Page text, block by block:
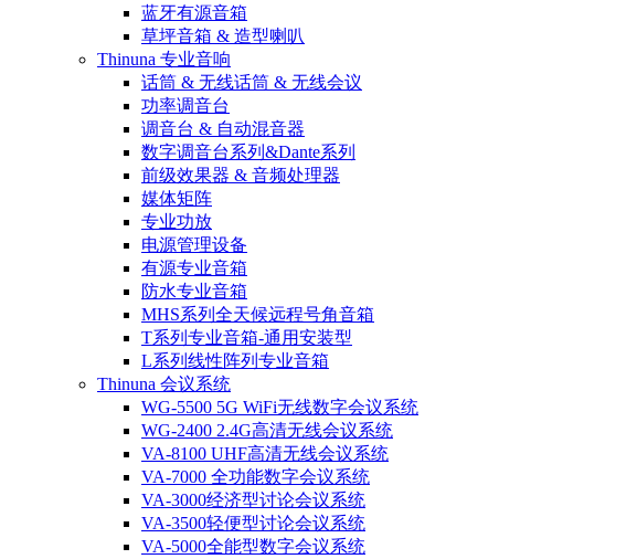
蓝牙有源音箱
草坪音箱 & 造型喇叭
Thinuna 专业音响
话筒 & 无线话筒 & 无线会议
功率调音台
调音台 & 自动混音器
数字调音台系列&Dante系列
前级效果器 & 音频处理器
媒体矩阵
专业功放
电源管理设备
有源专业音箱
防水专业音箱
MHS系列全天候远程号角音箱
T系列专业音箱-通用安装型
L系列线性阵列专业音箱
Thinuna 会议系统
WG-5500 5G WiFi无线数字会议系统
WG-2400 2.4G高清无线会议系统
VA-8100 UHF高清无线会议系统
VA-7000 全功能数字会议系统
VA-3000经济型讨论会议系统
VA-3500轻便型讨论会议系统
VA-5000全能型数字会议系统